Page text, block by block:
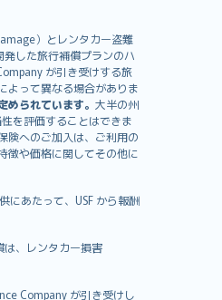
）とレンタカー盗難
した旅行補償プランのハ
が引き受けする旅
よって異なる場合がありま
られています。 大半の州
を評価することはできま
険へのご加入は、ご利用の
徴や価格に関してその他に
にあたって、USF から報酬
、レンタカー損害
Company が引き受けし